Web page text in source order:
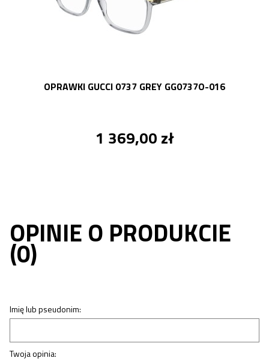
OPRAWKI GUCCI 0737 GREY GG0737O-016
1 369,00 zł
OPINIE O PRODUKCIE
(0)
Imię lub pseudonim:
Twoja opinia: